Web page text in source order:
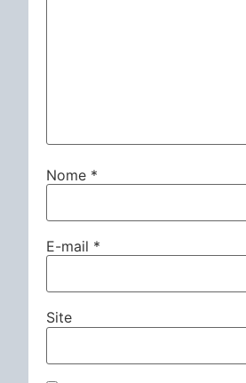
Nome *
E-mail *
Site